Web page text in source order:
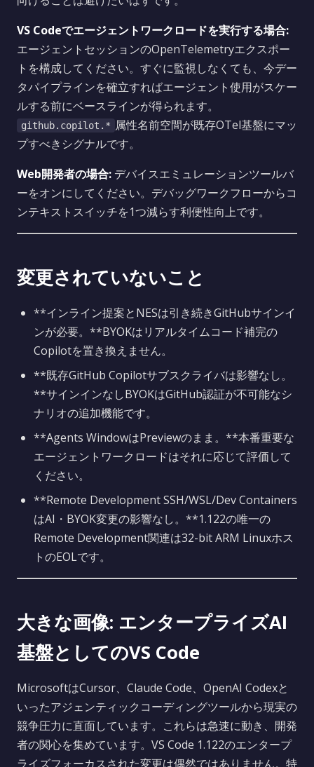
VS Codeでエージェントワークロードを実行する場合:
エージェントセッションのOpenTelemetryエクスポー
トを構成してください。すぐに監視しなくても、今デー
タパイプラインを確立すればエージェント使用がスケー
ルする前にベースラインが得られます。
github.copilot.* 属性名前空間が既存OTel基盤にマッ
プすべきシグナルです。
Web開発者の場合: デバイスエミュレーションツールバ
ーをオンにしてください。デバッグワークフローからコ
ンテキストスイッチを1つ減らす利便性向上です。
変更されていないこと
**インライン提案とNESは引き続きGitHubサインイ
ンが必要。**BYOKはリアルタイムコード補完の
Copilotを置き換えません。
**既存GitHub Copilotサブスクライバは影響なし。
**サインインなしBYOKはGitHub認証が不可能なシ
ナリオの追加機能です。
**Agents WindowはPreviewのまま。**本番重要な
エージェントワークロードはそれに応じて評価して
ください。
**Remote Development SSH/WSL/Dev Containers
はAI・BYOK変更の影響なし。**1.122の唯一の
Remote Development関連は32-bit ARM Linuxホス
トのEOLです。
大きな画像: エンタープライズAI
基盤としてのVS Code
MicrosoftはCursor、Claude Code、OpenAI Codexと
いったアジェンティックコーディングツールから現実の
競争圧力に直面しています。これらは急速に動き、開発
者の関心を集めています。VS Code 1.122のエンタープ
ライズフォーカスされた変更は偶然ではありません。特